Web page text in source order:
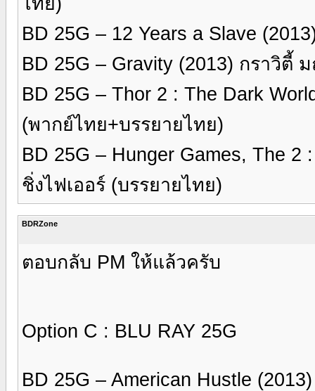
BD 25G – 12 Years a Slave
BD 25G – Gravity (2013) กราวิตี้
BD 25G – Thor 2 : The Dark
(พากย์ไทย+บรรยายไทย)
BD 25G – Hunger Games, The 2
ชิ่งไฟเออร์ (บรรยายไทย)
BDRZone
ตอบกลับ PM ให้แล้วครับ
Option C : BLU RAY 25G
BD 25G – American Hustle